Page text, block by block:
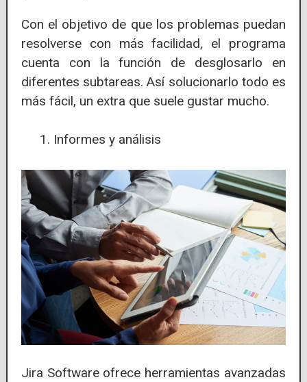
Con el objetivo de que los problemas puedan
resolverse con más facilidad, el programa
cuenta con la función de desglosarlo en
diferentes subtareas. Así solucionarlo todo es
más fácil, un extra que suele gustar mucho.
Informes y análisis
Jira Software ofrece herramientas avanzadas